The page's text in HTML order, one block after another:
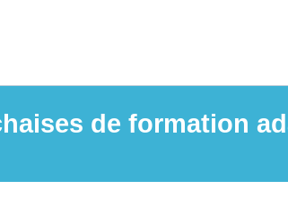
de formation